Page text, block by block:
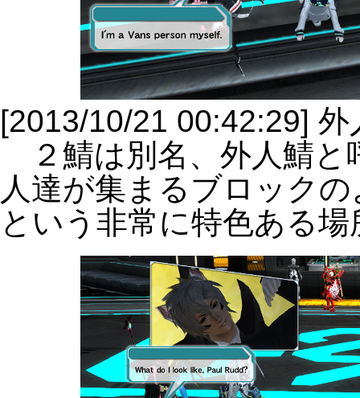
[2013/10/21 00:42:29] 外
２鯖は別名、外人鯖と
人達が集まるブロック
という非常に特色ある